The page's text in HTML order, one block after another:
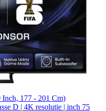
177 - 201 Cm)
D | 4K resolutie | inch 75